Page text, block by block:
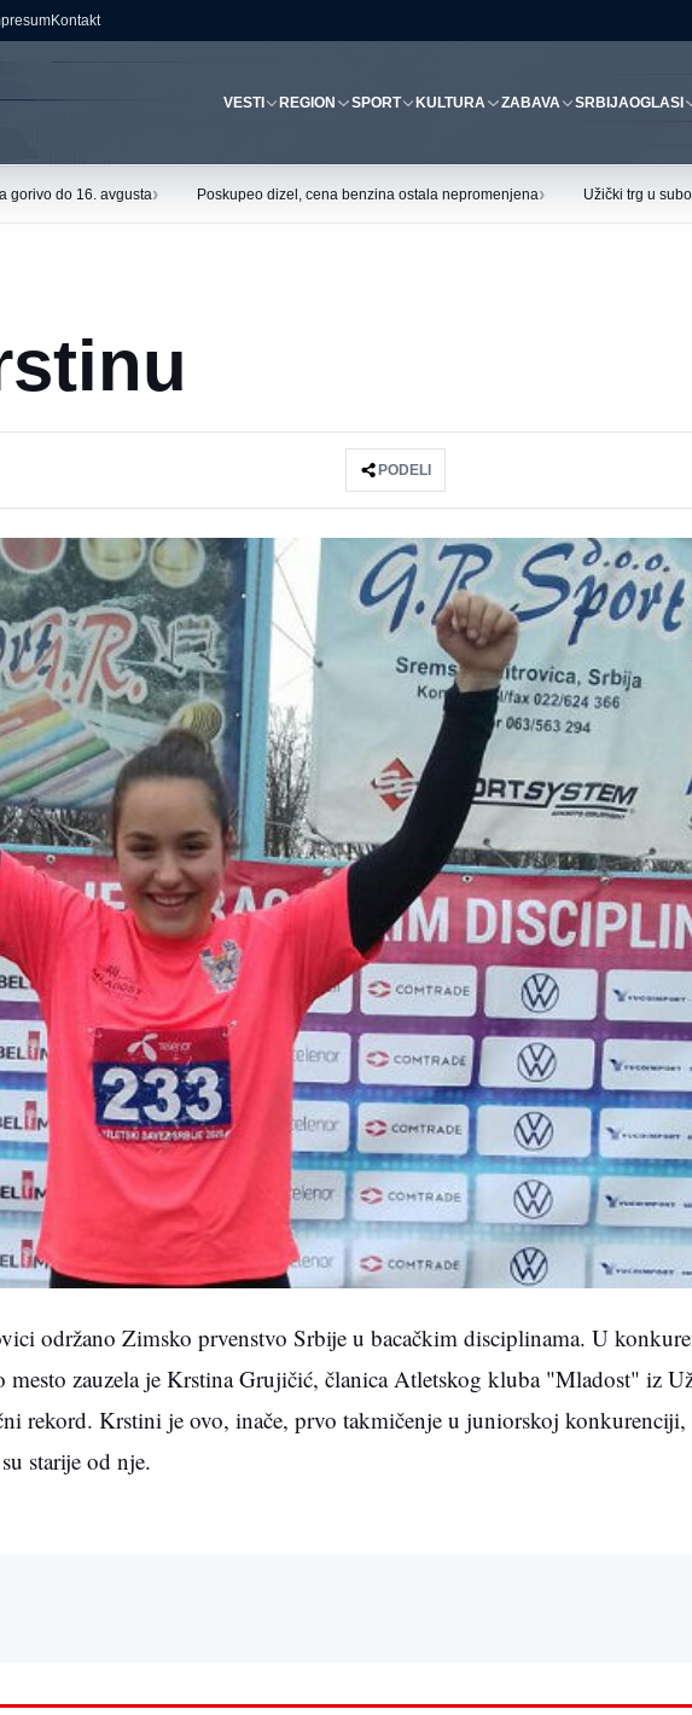
Kontakt
VESTI REGION SPORT KULTURA ZABAVA SRBIJAOGLASI
gorivo do 16. avgusta› Poskupeo dizel, cena benzina ostala nepromenjena› Užički trg u
PODELI
održano Zimsko prvenstvo Srbije u bacačkim disciplinama. U
zauzela je Krstina Grujičić, članica Atletskog kluba "Mladost" iz
rekord. Krstini je ovo, inače, prvo takmičenje u juniorskoj konkurenciji,
starije od nje.